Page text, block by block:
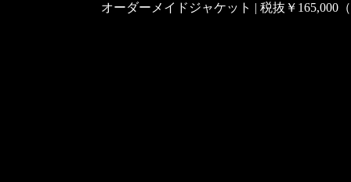
オーダーメイドジャケット | 税抜￥165,000